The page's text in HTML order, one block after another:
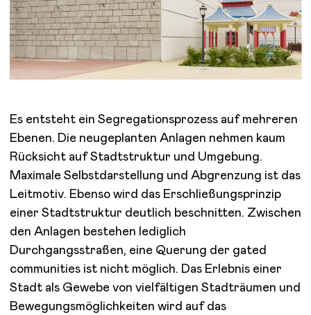
Es entsteht ein Segregationsprozess auf mehreren
Ebenen. Die neugeplanten Anlagen nehmen kaum
Rücksicht auf Stadtstruktur und Umgebung.
Maximale Selbstdarstellung und Abgrenzung ist das
Leitmotiv. Ebenso wird das Erschließungsprinzip
einer Stadtstruktur deutlich beschnitten. Zwischen
den Anlagen bestehen lediglich
Durchgangsstraßen, eine Querung der gated
communities ist nicht möglich. Das Erlebnis einer
Stadt als Gewebe von vielfältigen Stadträumen und
Bewegungsmöglichkeiten wird auf das